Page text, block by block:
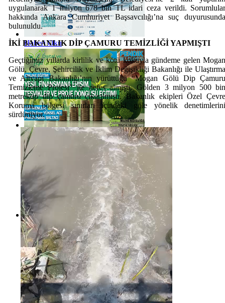
Haberi Oku
Haberi Oku
Haberi Oku
uygulanarak 1 milyon 678 bin TL idari ceza verildi.
hakkında Ankara Cumhuriyet Başsavcılığı’na suç
bulunuldu.
İKİ BAKANLIK DİP ÇAMURU TEMİZLİĞİ YAPMIŞTI
Geçtiğimiz yıllarda kirlilik ve kötü kokuyla gündeme gelen
Gölü, Çevre, Şehircilik ve İklim Değişikliği Bakanlığı ile
ve Altyapı Bakanlığı’nın yürüttüğü “Mogan Gölü Dip
Temizleme Projesi” ile nefes almıştı. Gölden 3 milyon 500
metreküp dip çamuru çıkarılmıştı. Bakanlık ekipleri Özel
Koruma bölgesi sınırları içindeki göle yönelik
sürdürüyor.